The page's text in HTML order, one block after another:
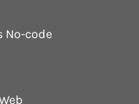
No-code